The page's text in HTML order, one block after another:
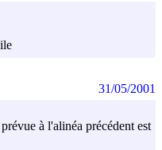
à l'alinéa précédent est
31/05/2001